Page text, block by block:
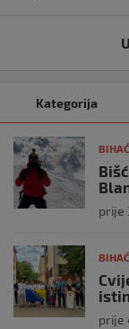
Kategorija
BIHAĆ
prije
BIHAĆ
prije